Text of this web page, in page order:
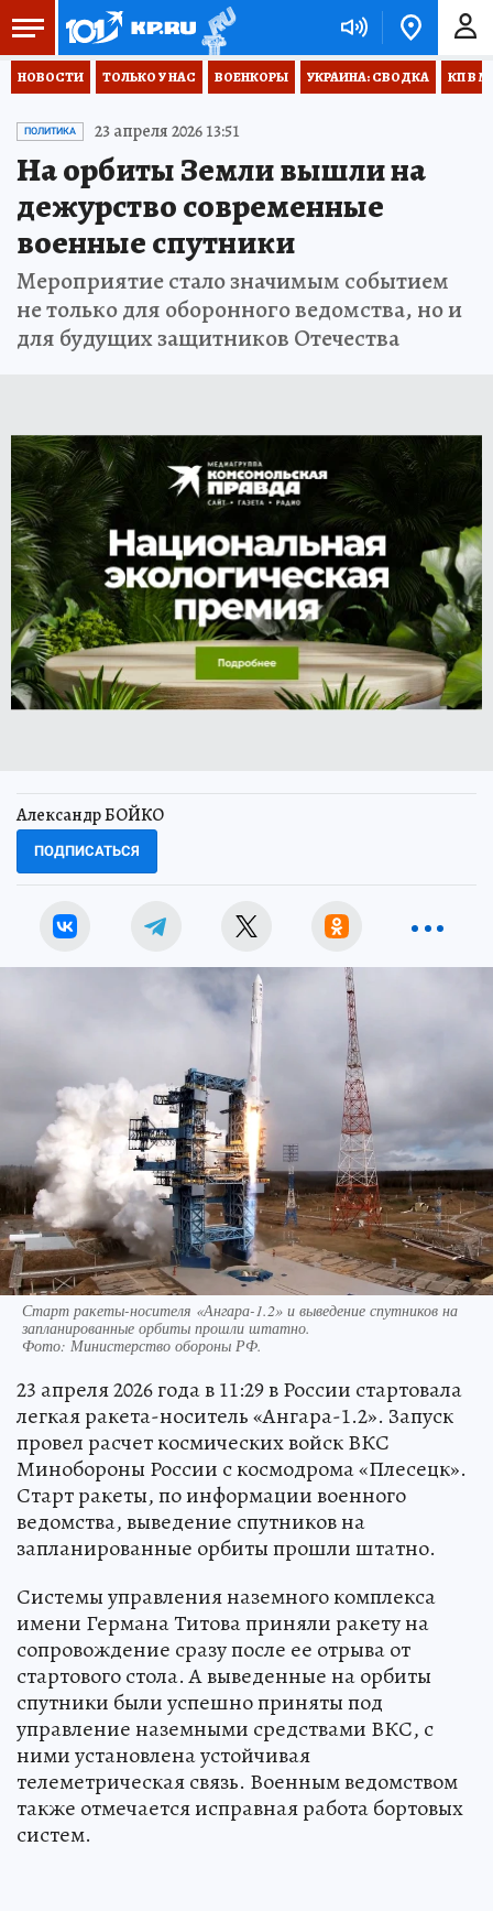
НОВОСТИ ТОЛЬКО У НАС ВОЕНКОРЫ УКРАИНА: СВОДКА КП В
ПОЛИТИКА 23 апреля 2026 13:51
На орбиты Земли вышли на
дежурство современные
военные спутники
Мероприятие стало значимым событием
не только для оборонного ведомства, но и
для будущих защитников Отечества
Александр БОЙКО
ПОДПИСАТЬСЯ
Старт ракеты-носителя «Ангара-1.2» и выведение спутников на
запланированные орбиты прошли штатно.
Фото: Министерство обороны РФ.
23 апреля 2026 года в 11:29 в России стартовала
легкая ракета-носитель «Ангара-1.2». Запуск
провел расчет космических войск ВКС
Минобороны России с космодрома «Плесецк».
Старт ракеты, по информации военного
ведомства, выведение спутников на
запланированные орбиты прошли штатно.
Системы управления наземного комплекса
имени Германа Титова приняли ракету на
сопровождение сразу после ее отрыва от
стартового стола. А выведенные на орбиты
спутники были успешно приняты под
управление наземными средствами ВКС, с
ними установлена устойчивая
телеметрическая связь. Военным ведомством
также отмечается исправная работа бортовых
систем.